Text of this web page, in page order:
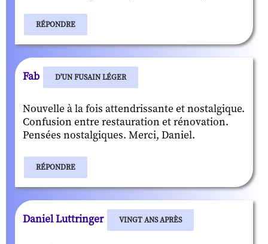
RÉPONDRE
Fab D'UN FUSAIN LÉGER
Nouvelle à la fois attendrissante et nostalgique.
Confusion entre restauration et rénovation.
Pensées nostalgiques. Merci, Daniel.
RÉPONDRE
Daniel Luttringer VINGT ANS APRÈS